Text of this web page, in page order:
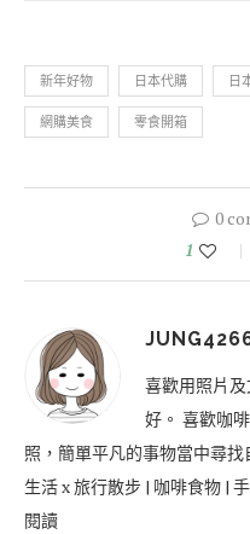
新年好物 日本代購 日
網購美食 零食開箱
0
1
喜歡用照片
好。 喜歡咖
照，簡單平凡的事物當中尋
生活 x 旅行散步 | 咖啡食物 |
閱讀